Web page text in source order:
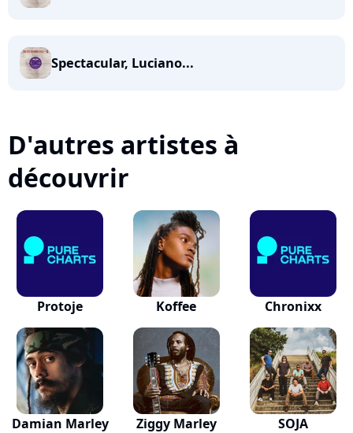
Spectacular, Luciano...
D'autres artistes à
découvrir
Protoje Koffee Chronixx
Damian Marley Ziggy Marley SOJA